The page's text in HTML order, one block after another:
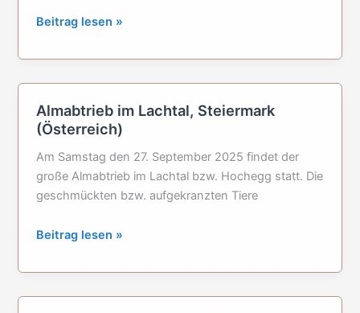
Almabtrieb
Maishofen
Land
Beitrag lesen »
Almabtrieb im Lachtal, Steiermark
(Österreich)
Am Samstag den 27. September 2025 findet der
große Almabtrieb im Lachtal bzw. Hochegg statt. Die
geschmückten bzw. aufgekranzten Tiere
Almabtrieb
Lachtal,
Beitrag lesen »